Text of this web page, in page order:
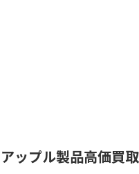
アップル製品高価買